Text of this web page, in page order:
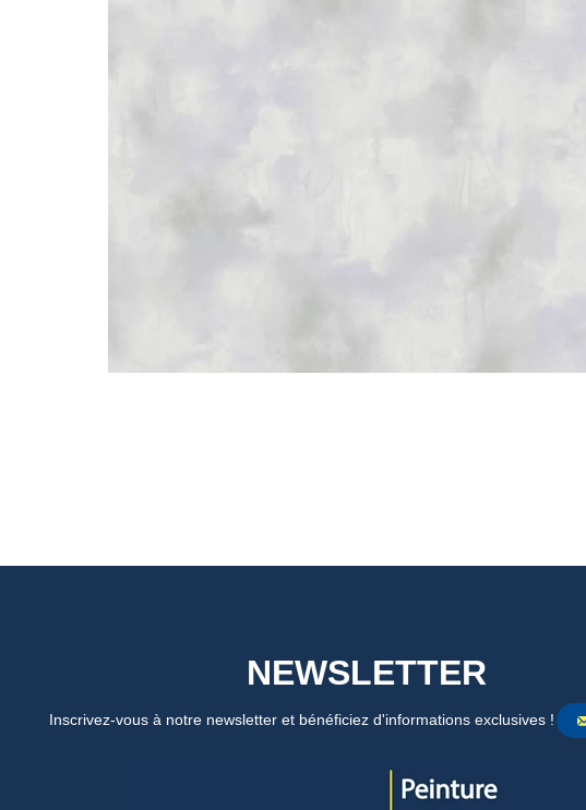
NEWSLETTER
Inscrivez-vous à notre newsletter et bénéficiez d'informations exclusives !